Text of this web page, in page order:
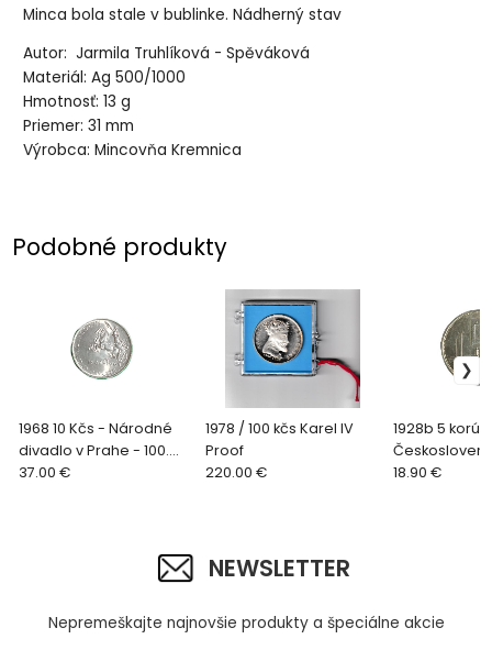
Minca bola stale v bublinke. Nádherný stav
Autor: Jarmila Truhlíková - Spěváková
Materiál: Ag 500/1000
Hmotnosť: 13 g
Priemer: 31 mm
Výrobca: Mincovňa Kremnica
Podobné produkty
1968 10 Kčs - Národné
divadlo v Prahe - 100.
výročie položenia
37.00 €
1978 / 100 kčs Karel IV
Proof
220.00 €
1928b 5 korún
18.90 €
NEWSLETTER
Nepremeškajte najnovšie produkty a špeciálne akcie